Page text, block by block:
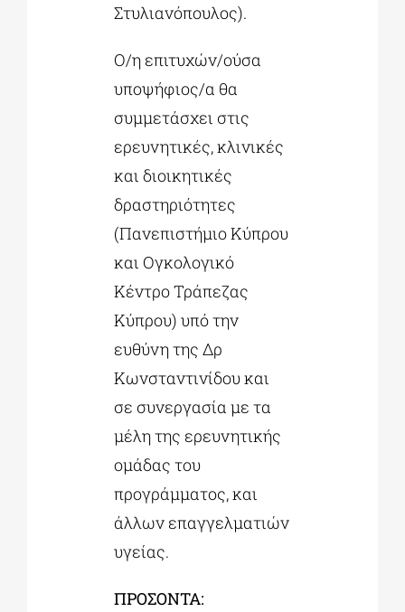
Στυλιανόπουλος).
Ο/η επιτυχών/ούσα
υποψήφιος/α θα
συμμετάσχει στις
ερευνητικές, κλινικές
και διοικητικές
δραστηριότητες
(Πανεπιστήμιο Κύπρου
και Ογκολογικό
Κέντρο Τράπεζας
Κύπρου) υπό την
ευθύνη της Δρ
Κωνσταντινίδου και
σε συνεργασία με τα
μέλη της ερευνητικής
ομάδας του
προγράμματος, και
άλλων επαγγελματιών
υγείας.
ΠΡΟΣΟΝΤΑ: